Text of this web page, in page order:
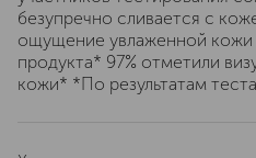
безупречно сливается с
ощущение увлаженной кожи
продукта* 97% отметили
кожи* *По результатам